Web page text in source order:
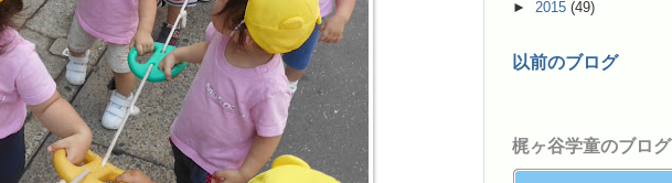
► 2015 (49)
以前のブログ
梶ヶ谷学童のブログ